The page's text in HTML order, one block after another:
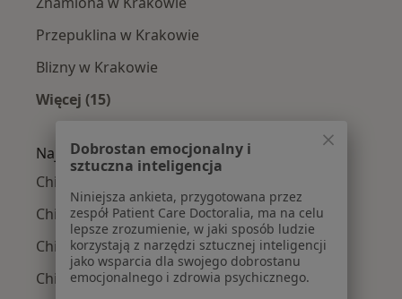
Przepuklina w Krakowie
Blizny w Krakowie
Więcej (15)
Najpopularniejsze ubezpieczenia
Chirurdzy z Allianz w Krakowie
Chirurdzy z Signal Iduna w Krakowie
Chirurdzy z JP MEDICA w Krakowie
Chirurdzy z TU Zdrowie w Krakowie
Dobrostan emocjonalny i
sztuczna inteligencja
Niniejsza ankieta, przygotowana przez
zespół Patient Care Doctoralia, ma na celu
lepsze zrozumienie, w jaki sposób ludzie
korzystają z narzędzi sztucznej inteligencji
jako wsparcia dla swojego dobrostanu
emocjonalnego i zdrowia psychicznego.